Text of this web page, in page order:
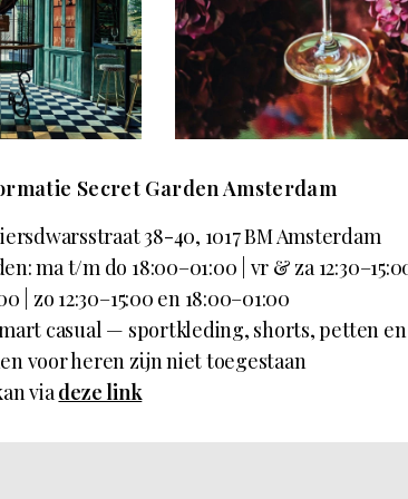
Secret Garden Amsterdam
38-40, 1017 BM Amsterdam
ma t/m do 18:00–01:00 | vr & za
| zo 12:30–15:00 en 18:00–01:00
casual — sportkleding, shorts, petten en
voor heren zijn niet toegestaan
viadeze link